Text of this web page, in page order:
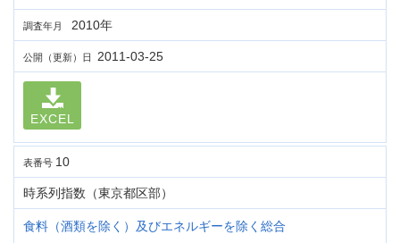
調査年月 2010年
公開（更新）日 2011-03-25
EXCEL
表番号 10
時系列指数（東京都区部）
食料（酒類を除く）及びエネルギーを除く総合